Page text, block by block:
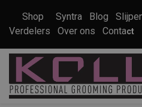
Shop Syntra Blog
Verdelers
Over ons Contact